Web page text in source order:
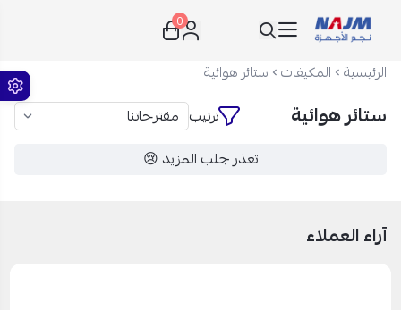
نجم الأجهزة
0
الرئيسية المكيفات ستائر هوائية
ستائر هوائية
ترتيب
تعذر جلب المزيد 😢
آراء العملاء